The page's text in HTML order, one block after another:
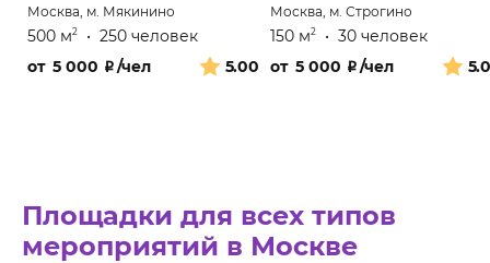
Москва, м. Мякинино
500 м2 • 250 человек
5.00
от5 000 ₽/чел
Москва, м. Строгино
150 м2 • 30 человек
от5 000 ₽/чел
Площадки для всех типов
мероприятий в Москве